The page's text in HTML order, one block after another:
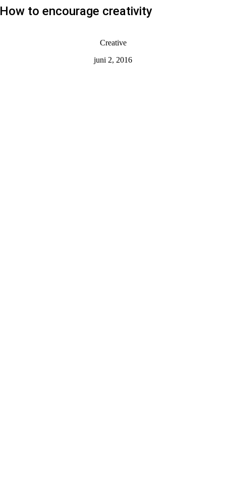
How to encourage creativity
Creative
juni 2, 2016